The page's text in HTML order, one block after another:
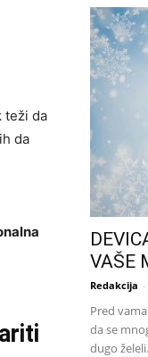
teži da
da
VAŠE
Redakcija -
Pred
da se
dugo